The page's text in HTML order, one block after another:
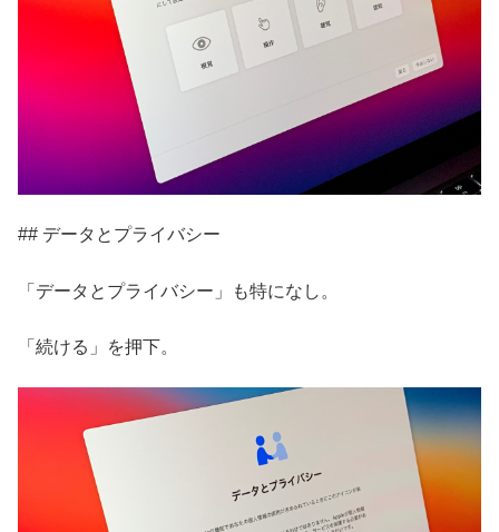
## データとプライバシー
「データとプライバシー」も特になし。
「続ける」を押下。